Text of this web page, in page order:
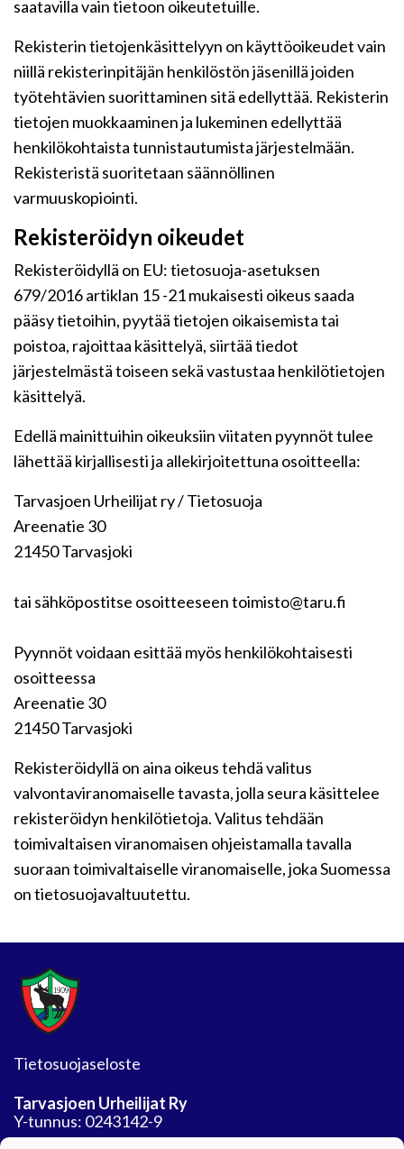
saatavilla vain tietoon oikeutetuille.
Rekisterin tietojenkäsittelyyn on käyttöoikeudet vain
niillä rekisterinpitäjän henkilöstön jäsenillä joiden
työtehtävien suorittaminen sitä edellyttää. Rekisterin
tietojen muokkaaminen ja lukeminen edellyttää
henkilökohtaista tunnistautumista järjestelmään.
Rekisteristä suoritetaan säännöllinen
varmuuskopiointi.
Rekisteröidyn oikeudet
Rekisteröidyllä on EU: tietosuoja-asetuksen
679/2016 artiklan 15 -21 mukaisesti oikeus saada
pääsy tietoihin, pyytää tietojen oikaisemista tai
poistoa, rajoittaa käsittelyä, siirtää tiedot
järjestelmästä toiseen sekä vastustaa henkilötietojen
käsittelyä.
Edellä mainittuihin oikeuksiin viitaten pyynnöt tulee
lähettää kirjallisesti ja allekirjoitettuna osoitteella:
Tarvasjoen Urheilijat ry / Tietosuoja
Areenatie 30
21450 Tarvasjoki
tai sähköpostitse osoitteeseen toimisto@taru.fi
Pyynnöt voidaan esittää myös henkilökohtaisesti
osoitteessa
Areenatie 30
21450 Tarvasjoki
Rekisteröidyllä on aina oikeus tehdä valitus
valvontaviranomaiselle tavasta, jolla seura käsittelee
rekisteröidyn henkilötietoja. Valitus tehdään
toimivaltaisen viranomaisen ohjeistamalla tavalla
suoraan toimivaltaiselle viranomaiselle, joka Suomessa
on tietosuojavaltuutettu.
Tietosuojaseloste
Tarvasjoen Urheilijat Ry
Y-tunnus: 0243142-9